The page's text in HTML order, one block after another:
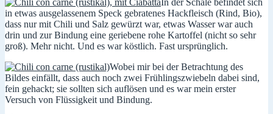
in etwas ausgelassenem Speck gebratenes Hackfleisch (Rind, Bio),
dass nur mit Chili und Salz gewürzt war, etwas Wasser war auch
drin und zur Bindung eine geriebene rohe Kartoffel (nicht so sehr
groß). Mehr nicht. Und es war köstlich. Fast ursprünglich.
Wobei mir bei der Betrachtung des
Bildes einfällt, dass auch noch zwei Frühlingszwiebeln dabei sind,
fein gehackt; sie sollten sich auflösen und es war mein erster
Versuch von Flüssigkeit und Bindung.